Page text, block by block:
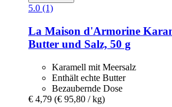
5.0 (1)
La Maison d'Armorine
Butter und Salz, 50 g
Karamell mit Meersalz
Enthält echte Butter
Bezaubernde Dose
€ 4,79 (€ 95,80 / kg)